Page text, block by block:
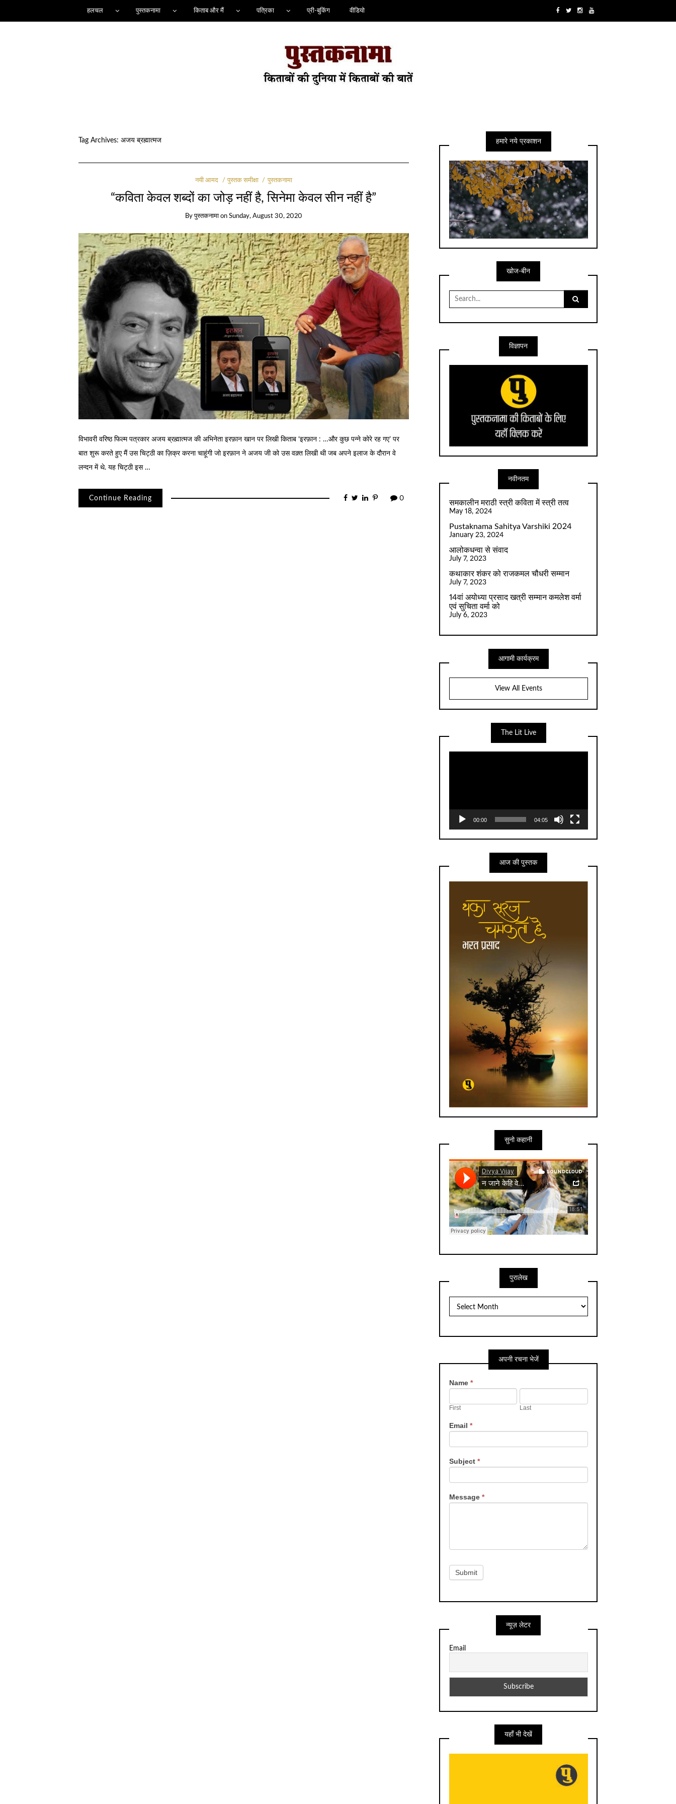
हलचल पुस्तकनामा किताब और मैं पत्रिका प्री-बुकिंग वीडियो
Tag Archives: अजय ब्रह्मात्मज
नयी आमद पुस्तक समीक्षा पुस्तकनामा
“कविता केवल शब्दों का जोड़ नहीं है, सिनेमा केवल सीन नहीं है”
Byपुस्तकनामा on Sunday, August 30, 2020
विभावरी वरिष्ठ फिल्म पत्रकार अजय ब्रह्मात्मज की अभिनेता इरफ़ान खान पर लिखी किताब ‘इरफ़ान : …और कुछ पन्ने कोरे रह गए’ पर
बात शुरू करते हुए मैं उस चिट्ठी का ज़िक्र करना चाहूंगी जो इरफ़ान ने अजय जी को उस वक़्त लिखी थी जब अपने इलाज के दौरान वे
लन्दन में थे. यह चिट्ठी इस …
Continue Reading 0
हमारे नये प्रकाशन
खोज-बीन
Search
for:
विज्ञापन
नवीनतम
समकालीन मराठी स्त्री कविता में स्त्री तत्व
May 18, 2024
Pustaknama Sahitya Varshiki 2024
January 23, 2024
आलोकधन्वा से संवाद
July 7, 2023
कथाकार शंकर को राजकमल चौधरी सम्मान
July 7, 2023
14वां अयोध्या प्रसाद खत्री सम्मान कमलेश वर्मा
एवं सुचिता वर्मा को
July 6, 2023
आगामी कार्यक्रम
View All Events
The Lit Live
00:00 04:05
आज की पुस्तक
सुनो कहानी
पुरालेख
अपनी रचना भेजें
Contact
Us
Name *
First Last
Email *
Subject *
Message *
Submit
न्यूज़ लेटर
Email
यहाँ भी देखें